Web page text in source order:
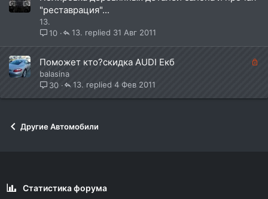
"реставрация"...
13.
10
31 Авг 2011
13.
Поможет кто?скидка AUDI Екб
balasina
30
4 Фев 2011
13.
Другие Автомобили
Статистика форума